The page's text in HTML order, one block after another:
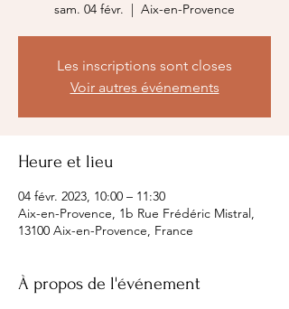
sam. 04 févr.
  |
Aix-en-Provence
Les inscriptions sont closes
Voir autres événements
Heure et lieu
04 févr. 2023, 10:00 – 11:30
Aix-en-Provence, 1b Rue Frédéric Mistral,
13100 Aix-en-Provence, France
À propos de l'événement